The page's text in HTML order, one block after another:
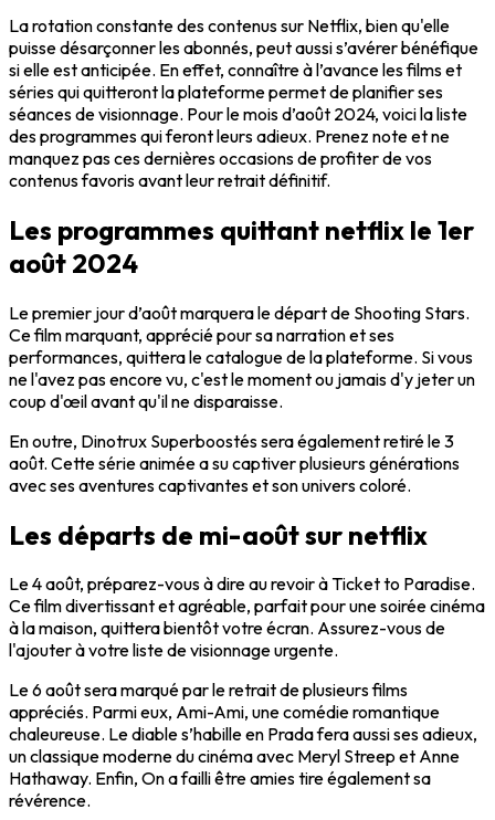
La rotation constante des contenus sur Netflix, bien qu'elle
puisse désarçonner les abonnés, peut aussi s’avérer bénéfique
si elle est anticipée. En effet, connaître à l’avance les films et
séries qui quitteront la plateforme permet de planifier ses
séances de visionnage. Pour le mois d’août 2024, voici la liste
des programmes qui feront leurs adieux. Prenez note et ne
manquez pas ces dernières occasions de profiter de vos
contenus favoris avant leur retrait définitif.
Les programmes quittant netflix le 1er
août 2024
Le premier jour d’août marquera le départ de Shooting Stars.
Ce film marquant, apprécié pour sa narration et ses
performances, quittera le catalogue de la plateforme. Si vous
ne l'avez pas encore vu, c'est le moment ou jamais d'y jeter un
coup d'œil avant qu'il ne disparaisse.
En outre, Dinotrux Superboostéssera également retiré le 3
août. Cette série animée a su captiver plusieurs générations
avec ses aventures captivantes et son univers coloré.
Les départs de mi-août sur netflix
Le 4 août, préparez-vous à dire au revoir àTicket to Paradise.
Ce film divertissant et agréable, parfait pour une soirée cinéma
à la maison, quittera bientôt votre écran. Assurez-vous de
l'ajouter à votre liste de visionnage urgente.
Le 6 août sera marqué par le retrait de plusieurs films
appréciés. Parmi eux, Ami-Ami, une comédie romantique
chaleureuse. Le diable s’habille en Pradafera aussi ses adieux,
un classique moderne du cinéma avec Meryl Streep et Anne
Hathaway. Enfin, On a failli être amiestire également sa
révérence.